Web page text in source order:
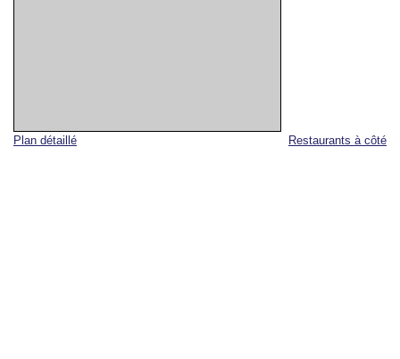
Restaurants à côté
Plan détaillé